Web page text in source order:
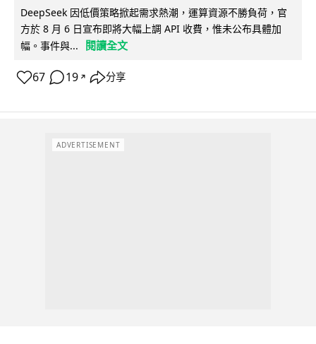
DeepSeek 因低價策略掀起需求熱潮，運算資源不勝負荷，官
方於 8 月 6 日宣布即將大幅上調 API 收費，惟未公布具體加
幅。事件與...
閱讀全文
67 19 ↗ 分享
ADVERTISEMENT